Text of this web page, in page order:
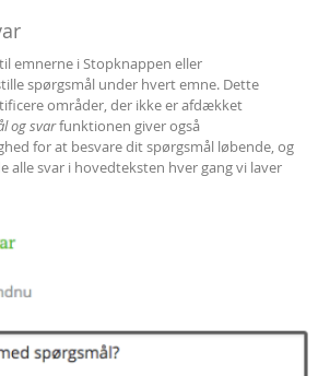
emnerne i Stopknappen eller
spørgsmål under hvert emne. Dette
områder, der ikke er afdækket
og svarfunktionen giver også
for at besvare dit spørgsmål løbende, og
alle svar i hovedteksten hver gang vi laver